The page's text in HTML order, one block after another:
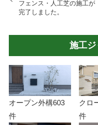
フェンス・人工芝の施工が
完了しました。
施工
オープン外構603
件
クロ
件